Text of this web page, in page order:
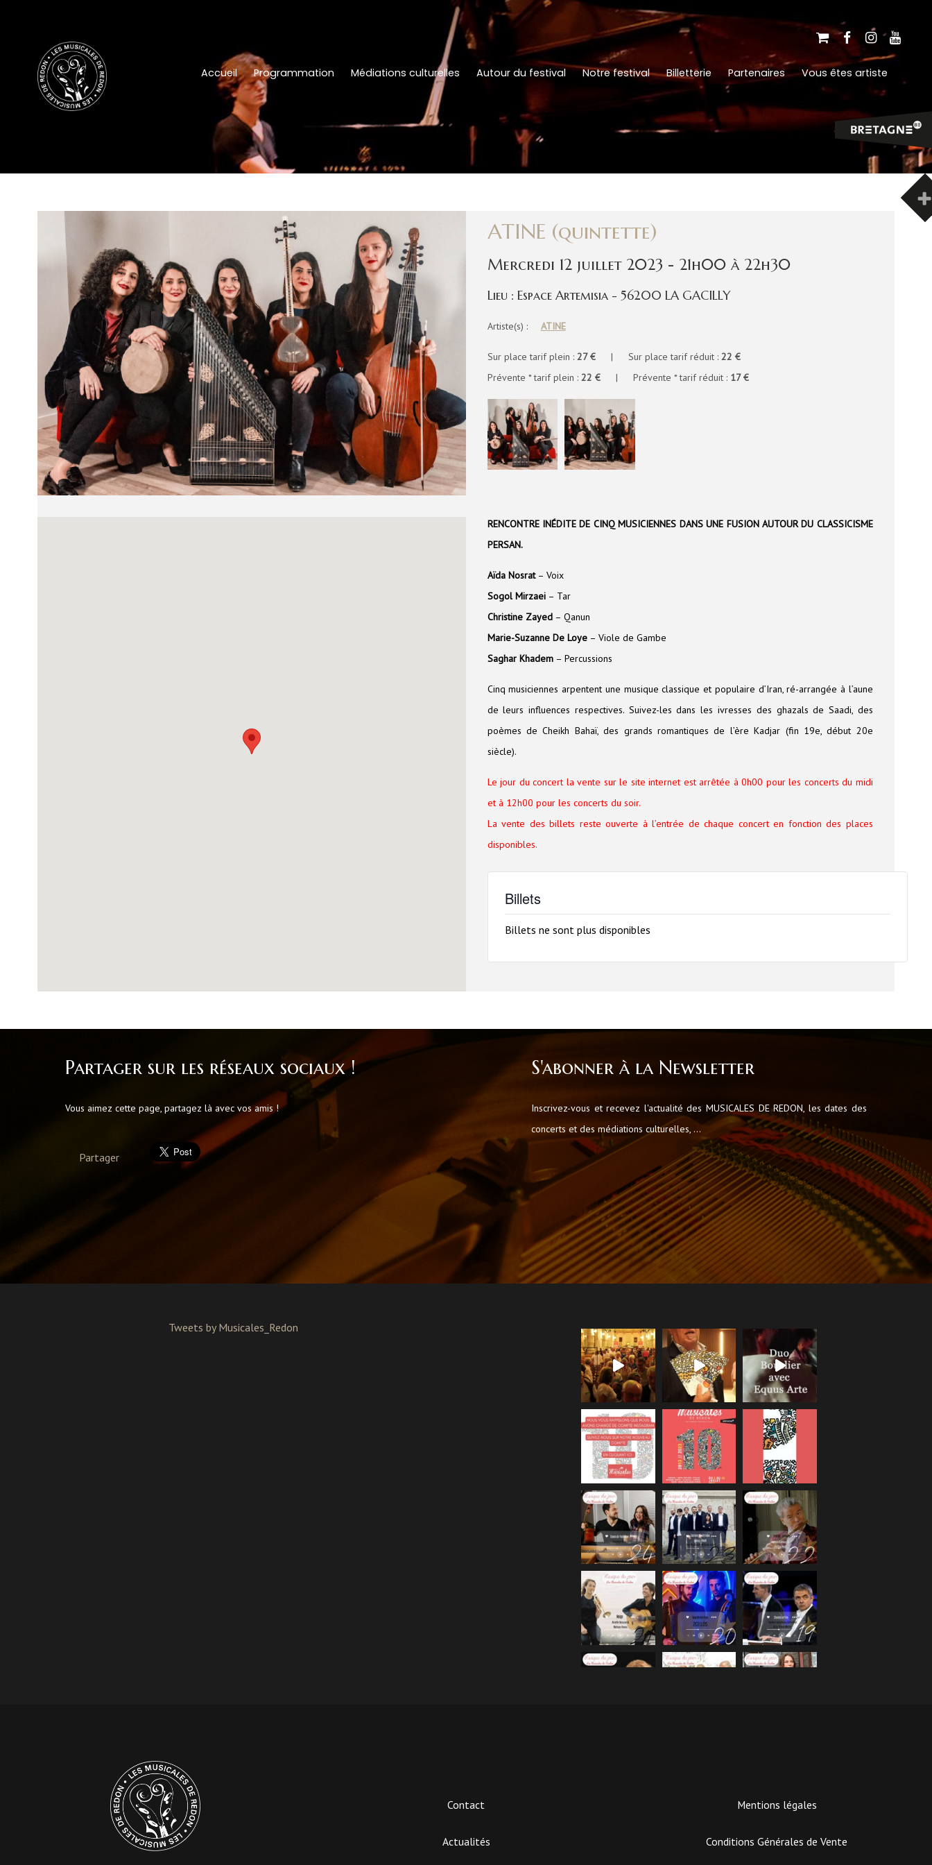
Accueil Programmation Médiations culturelles Autour du festival Notre festival Billetterie Partenaires Vous êtes artiste
ATINE (quintette)
Mercredi 12 juillet 2023 - 21h00 à 22h30
Lieu : Espace Artemisia - 56200 LA GACILLY
Artiste(s) : ATINE
Sur place tarif plein : 27 €| Sur place tarif réduit : 22 €
Prévente * tarif plein : 22 €| Prévente * tarif réduit : 17 €
RENCONTRE INÉDITE DE CINQ MUSICIENNES DANS UNE FUSION AUTOUR DU CLASSICISME
PERSAN.
Aïda Nosrat– Voix
Sogol Mirzaei– Tar
Christine Zayed– Qanun
Marie-Suzanne De Loye– Viole de Gambe
Saghar Khadem– Percussions
Cinq musiciennes arpentent une musique classique et populaire d’Iran, ré-arrangée à l’aune
de leurs influences respectives. Suivez-les dans les ivresses des ghazals de Saadi, des
poèmes de Cheikh Bahaï, des grands romantiques de l’ère Kadjar (fin 19e, début 20e
siècle).
Le jour du concert la vente sur le site internet est arrêtée à 0h00 pour les concerts du midi
et à 12h00 pour les concerts du soir.
La vente des billets reste ouverte à l’entrée de chaque concert en fonction des places
disponibles.
Billets
Billets ne sont plus disponibles
Partager sur les réseaux sociaux !
Vous aimez cette page, partagez là avec vos amis !
Partager
S'abonner à la Newsletter
Inscrivez-vous et recevez l'actualité des MUSICALES DE REDON, les dates des
concerts et des médiations culturelles, ...
Tweets by Musicales_Redon
Contact
Actualités
Mentions légales
Conditions Générales de Vente